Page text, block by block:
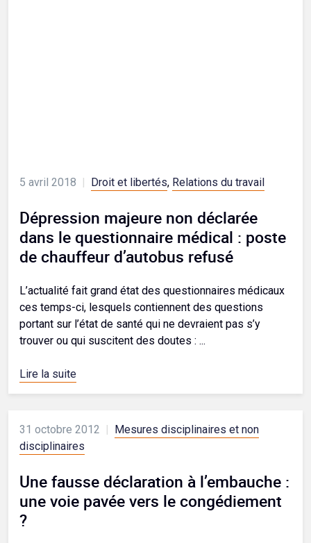
5 avril 2018 Droit et libertés, Relations du travail
Dépression majeure non déclarée
dans le questionnaire médical : poste
de chauffeur d’autobus refusé
L’actualité fait grand état des questionnaires médicaux
ces temps-ci, lesquels contiennent des questions
portant sur l’état de santé qui ne devraient pas s’y
trouver ou qui suscitent des doutes : ...
Lire la suite
31 octobre 2012
Mesures disciplinaires et non
disciplinaires
Une fausse déclaration à l’embauche :
une voie pavée vers le congédiement
?